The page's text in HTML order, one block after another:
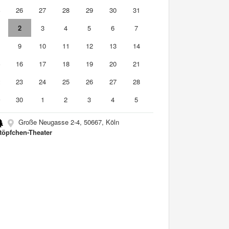
26 27 28 29 30
31
2 3 4 5 6
7
9 10 11 12 13
14
16 17 18 19 20
21
23 24 25 26 27
28
30 1 2 3 4 5
Große Neugasse 2-4, 50667, Köln
Theater